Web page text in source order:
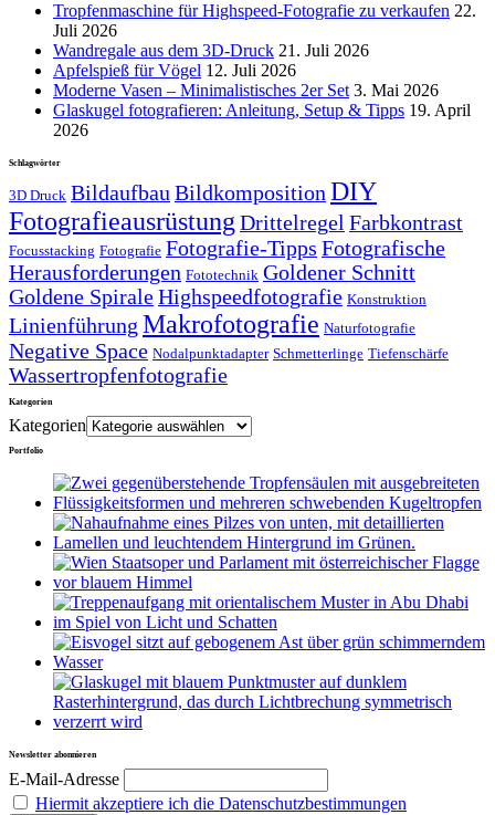
Tropfenmaschine für Highspeed-Fotografie zu verkaufen 22.
Juli 2026
Wandregale aus dem 3D-Druck 21. Juli 2026
Apfelspieß für Vögel 12. Juli 2026
Moderne Vasen – Minimalistisches 2er Set 3. Mai 2026
Glaskugel fotografieren: Anleitung, Setup & Tipps 19. April
2026
Schlagwörter
3D Druck Bildaufbau Bildkomposition DIY
Fotografieausrüstung Drittelregel Farbkontrast
Focusstacking Fotografie Fotografie-Tipps Fotografische
Herausforderungen Fototechnik Goldener Schnitt
Goldene SpiraleHighspeedfotografie Konstruktion
Linienführung Makrofotografie Naturfotografie
Negative Space Nodalpunktadapter Schmetterlinge Tiefenschärfe
Wassertropfenfotografie
Kategorien
Kategorien
Portfolio
Newsletter abonnieren
E-Mail-Adresse
Hiermit akzeptiere ich die Datenschutzbestimmungen